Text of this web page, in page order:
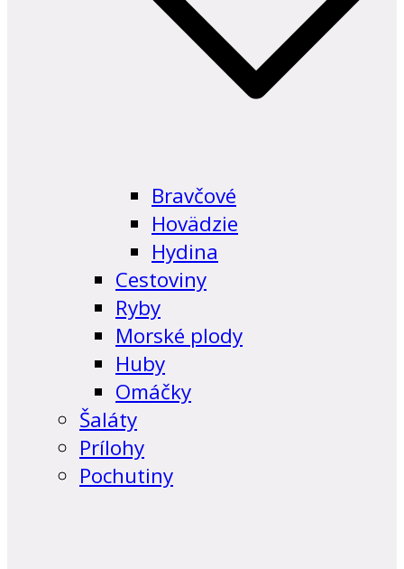
Bravčové
Hovädzie
Hydina
Cestoviny
Ryby
Morské plody
Huby
Omáčky
Šaláty
Prílohy
Pochutiny